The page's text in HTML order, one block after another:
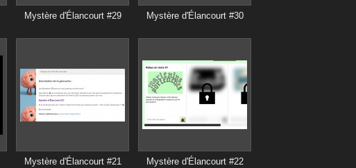
Mystère d'Élancourt #29 Mystère d'Élancourt #30
Mystère d'Élancourt #21 Mystère d'Élancourt #22